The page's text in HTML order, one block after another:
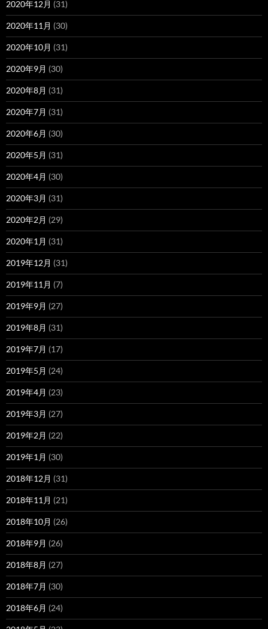
2020年12月 (31)
2020年11月 (30)
2020年10月 (31)
2020年9月 (30)
2020年8月 (31)
2020年7月 (31)
2020年6月 (30)
2020年5月 (31)
2020年4月 (30)
2020年3月 (31)
2020年2月 (29)
2020年1月 (31)
2019年12月 (31)
2019年11月 (7)
2019年9月 (27)
2019年8月 (31)
2019年7月 (17)
2019年5月 (24)
2019年4月 (23)
2019年3月 (27)
2019年2月 (22)
2019年1月 (30)
2018年12月 (31)
2018年11月 (21)
2018年10月 (26)
2018年9月 (26)
2018年8月 (27)
2018年7月 (30)
2018年6月 (24)